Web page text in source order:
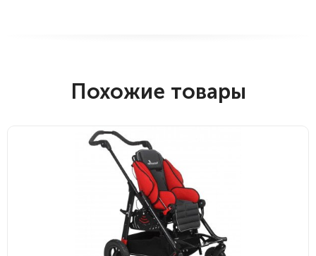
Похожие товары